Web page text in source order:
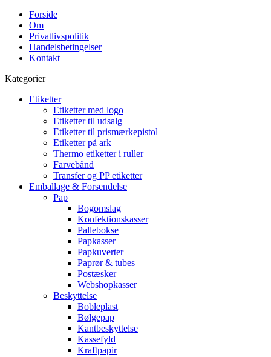
Forside
Om
Privatlivspolitik
Handelsbetingelser
Kontakt
Kategorier
Etiketter
Etiketter med logo
Etiketter til udsalg
Etiketter til prismærkepistol
Etiketter på ark
Thermo etiketter i ruller
Farvebånd
Transfer og PP etiketter
Emballage & Forsendelse
Pap
Bogomslag
Konfektionskasser
Pallebokse
Papkasser
Papkuverter
Paprør & tubes
Postæsker
Webshopkasser
Beskyttelse
Bobleplast
Bølgepap
Kantbeskyttelse
Kassefyld
Kraftpapir